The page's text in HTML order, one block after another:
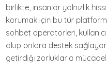
birlikte, insanlar yalnızlık
korumak için bu tür
sohbet operatörleri,
olup onlara destek
getirdiği zorluklarla